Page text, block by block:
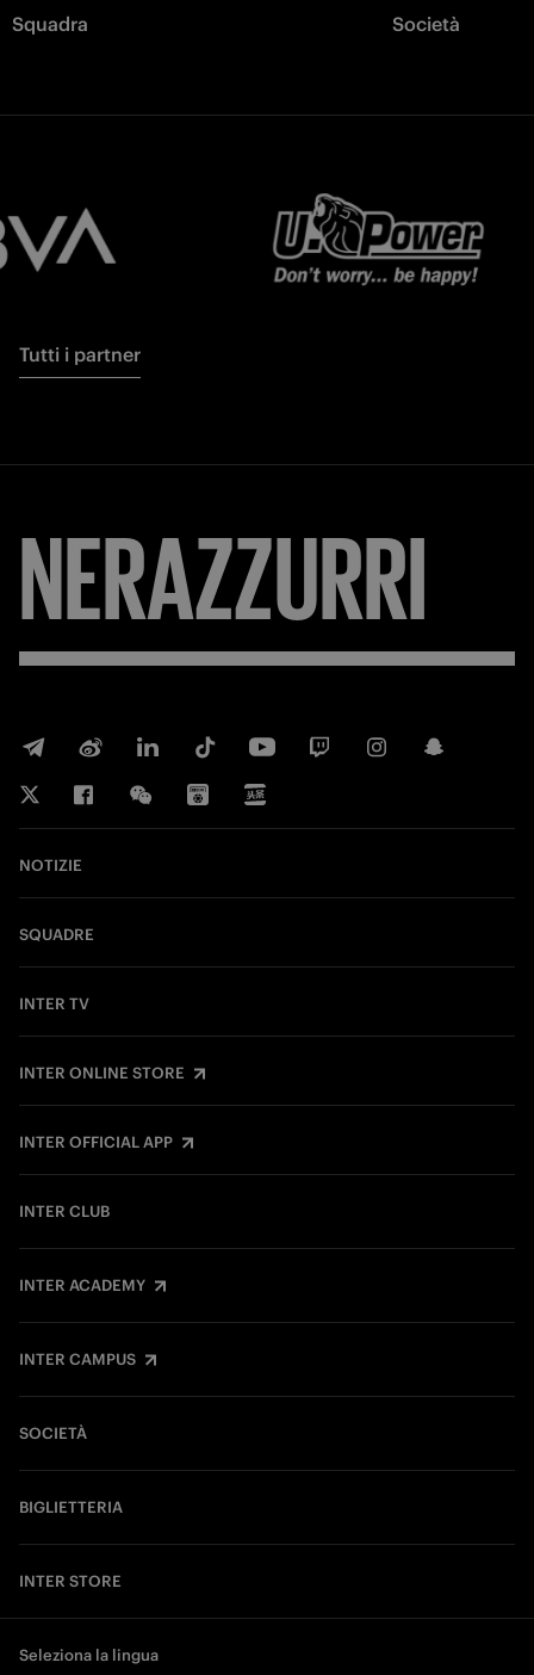
Squadra Società
Tutti i partner
NERAZZURRI
NOTIZIE
SQUADRE
INTER TV
INTER ONLINE STORE
INTER OFFICIAL APP
INTER CLUB
INTER ACADEMY
INTER CAMPUS
SOCIETÀ
BIGLIETTERIA
INTER STORE
Seleziona la lingua